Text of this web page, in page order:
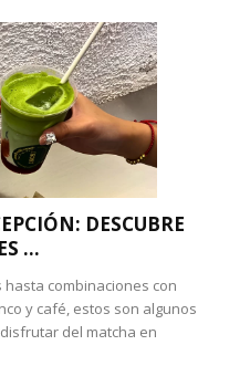
DESCUBRE
...
combinaciones con
y café, estos son algunos
del matcha en